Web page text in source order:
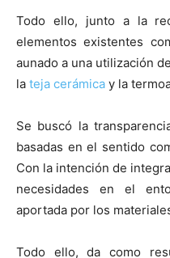
Todo ello, junto a la
elementos existentes
aunado a una utilización
la teja cerámica y la
Se buscó la
basadas en el sentido
Con la intención de
necesidades en el
aportada por los
Todo ello, da como